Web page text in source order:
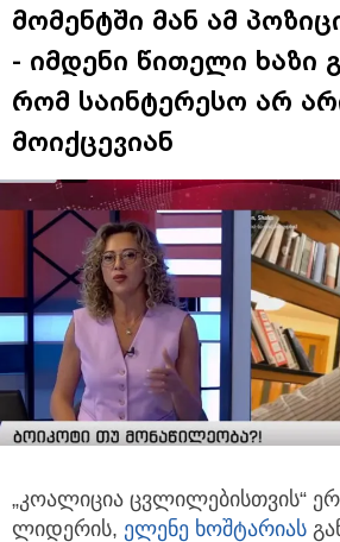
მომენტში მან ამ
- იმდენი წითელი ხაზი
რომ საინტერესო არ
მოიქცევიან
„კოალიცია ცვლილებისთვის“
ლიდერის, ელენე ხოშტარიას